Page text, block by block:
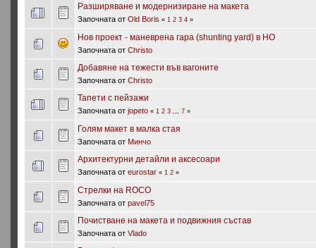
Разширяване и модернизиране на макета
Започната от Old Boris « 1 2 3 4»
Нов проект - маневрена гара (shunting yard) в HO
Започната от Christo
Добавяне на тежести във вагоните
Започната от Christo
Тапети с пейзажи
Започната от jopeto « 1 2 3 7»
Голям макет в малка стая
Започната от Минчо
Архитектурни детайли и аксесоари
Започната от eurostar « 1 2»
Стрелки на ROCO
Започната от pavel75
Почистване на макета и подвижния състав
Започната от Vlado